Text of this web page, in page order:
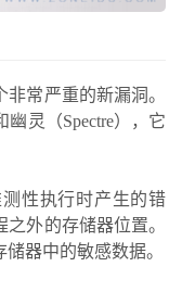
常严重的新漏洞。
灵（Spectre），它
性执行时产生的错
外的存储器位置。
器中的敏感数据。